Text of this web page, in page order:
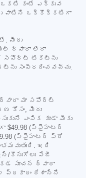
ఒకటి కంటే ఎక్కువ
వాటిని ఒక్కొక్కటిగా
మీరు
ద్వారా లేదా
సపోర్ట్ టికెట్‌ను
సంప్రదించవచ్చు.
ద్వారా మా సపోర్ట్
కోసం, మీరు
ఎంపిక కూడా మీకు
$49.98 (స్పైహంటర్
(స్పైహంటర్ ప్రో
ఇది
కొనుగోలు పేజీ
సూచన ద్వారా
ప్రకారం దేశాన్ని